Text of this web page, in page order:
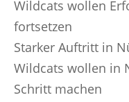
Wildcats wollen
fortsetzen
Starker Auftritt in
Wildcats wollen in
Schritt machen